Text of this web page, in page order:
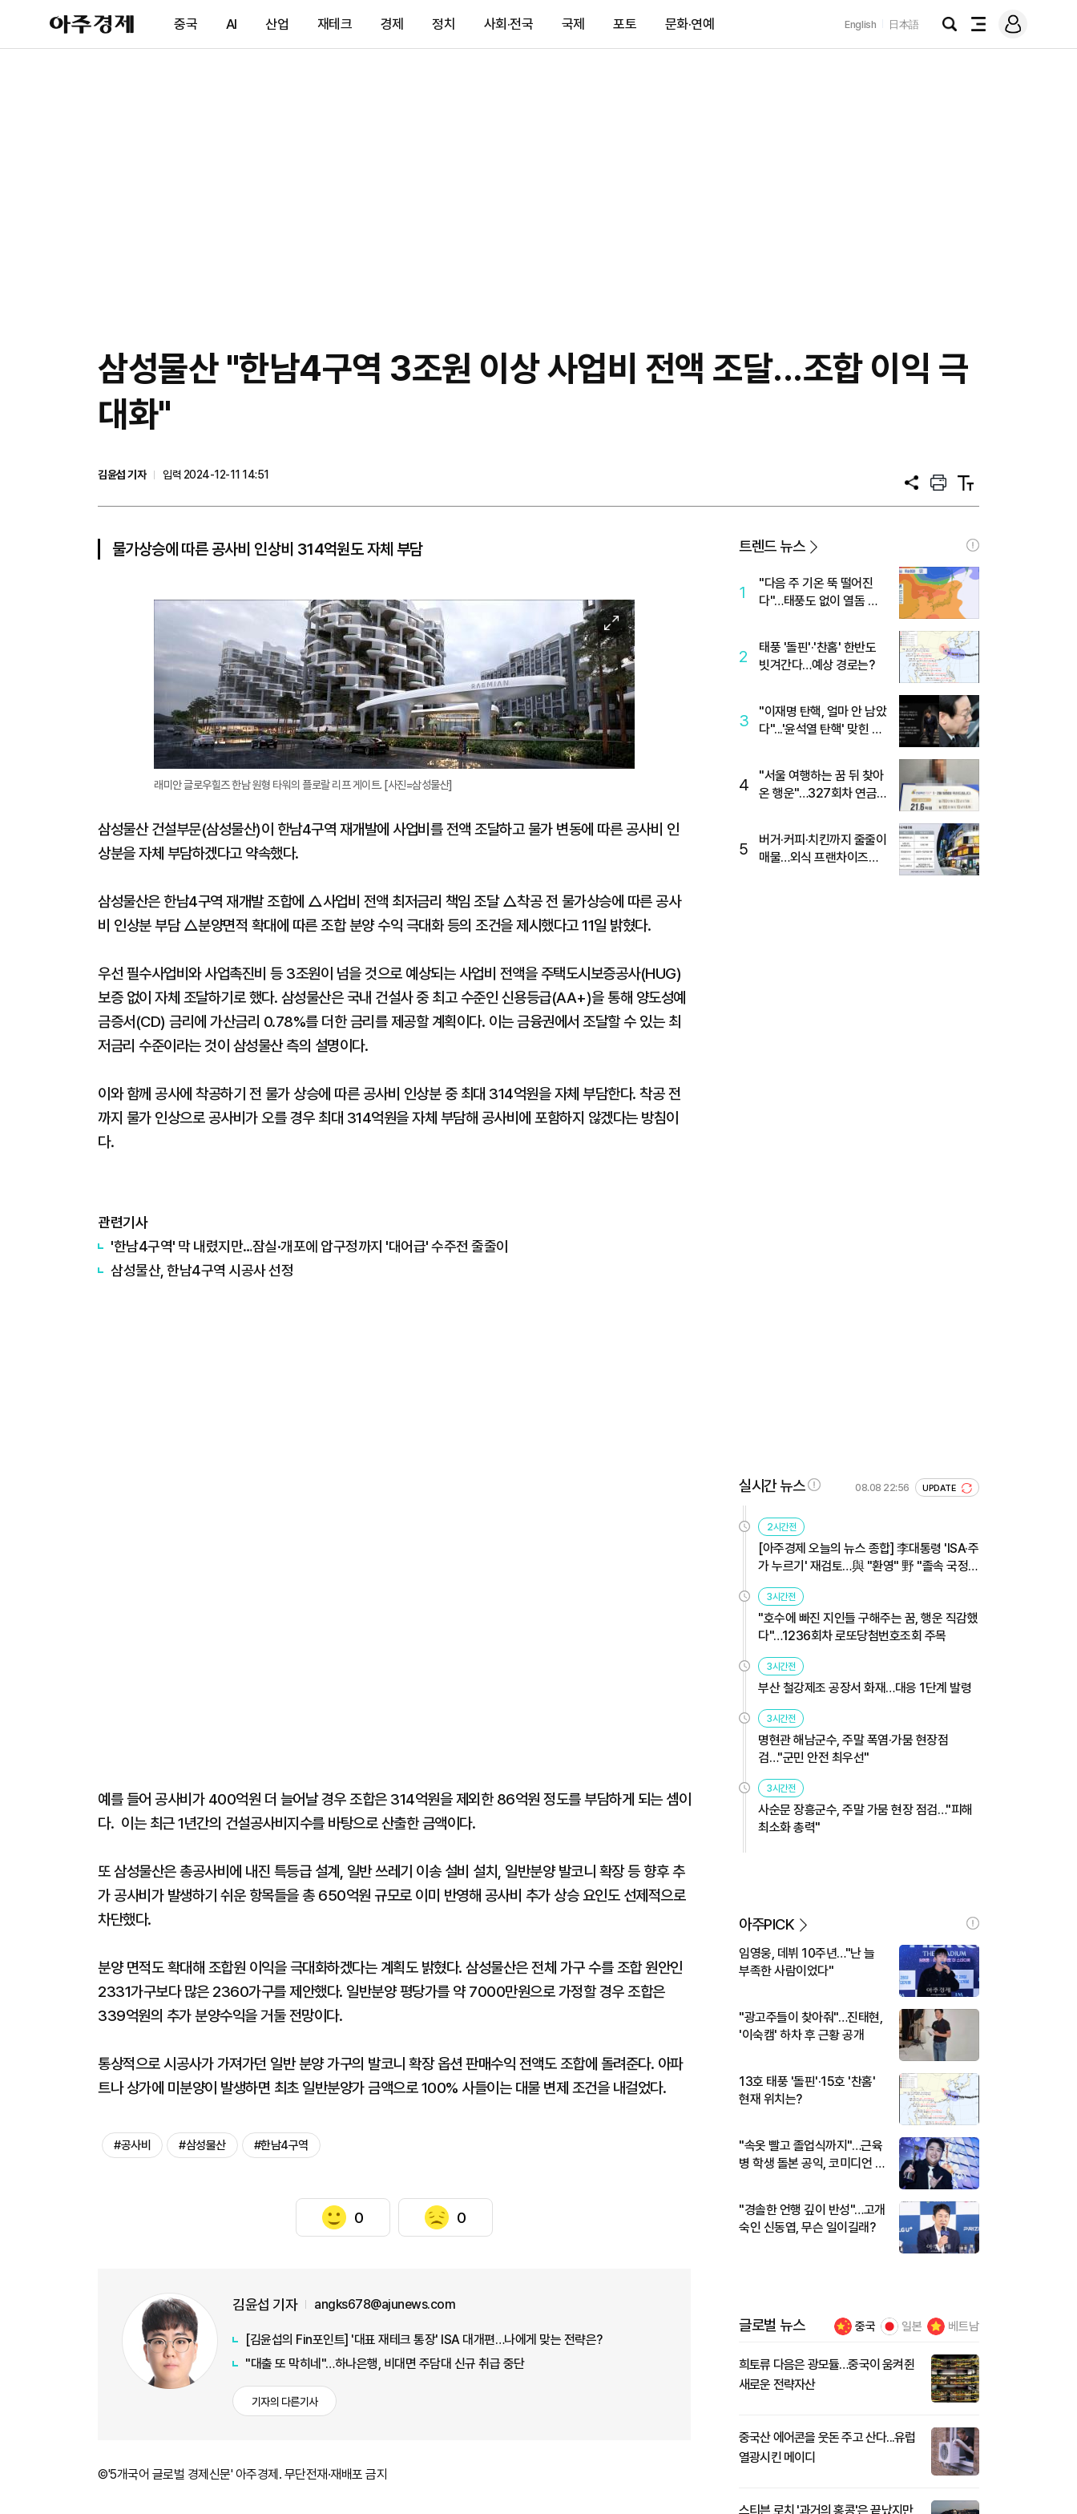
아
주
제
중국 AI 산업 재테크 경제 정치 사회·전국 국제 포토 문화·연예 English 日本語
검
전
메
그
삼성물산 "한남4구역 3조원 이상 사업비 전액 조달...조합 이익 극
대화"
김윤섭 기자
입력 2024-12-11 14:51
공
프
트
텍
트
물가상승에 따른 공사비 인상비 314억원도 자체 부담
이
미
지
확
대
래미안 글로우힐즈 한남 원형 타워의 플로랄 리프 게이트. [사진=삼성물산]
삼성물산 건설부문(삼성물산)이 한남4구역 재개발에 사업비를 전액 조달하고 물가 변동에 따른 공사비 인
상분을 자체 부담하겠다고 약속했다.
삼성물산은 한남4구역 재개발 조합에 △사업비 전액 최저금리 책임 조달 △착공 전 물가상승에 따른 공사
비 인상분 부담 △분양면적 확대에 따른 조합 분양 수익 극대화 등의 조건을 제시했다고 11일 밝혔다.
우선 필수사업비와 사업촉진비 등 3조원이 넘을 것으로 예상되는 사업비 전액을 주택도시보증공사(HUG)
보증 없이 자체 조달하기로 했다. 삼성물산은 국내 건설사 중 최고 수준인 신용등급(AA+)을 통해 양도성예
금증서(CD) 금리에 가산금리 0.78%를 더한 금리를 제공할 계획이다. 이는 금융권에서 조달할 수 있는 최
저금리 수준이라는 것이 삼성물산 측의 설명이다.
이와 함께 공사에 착공하기 전 물가 상승에 따른 공사비 인상분 중 최대 314억원을 자체 부담한다. 착공 전
까지 물가 인상으로 공사비가 오를 경우 최대 314억원을 자체 부담해 공사비에 포함하지 않겠다는 방침이
다.
관련기사
'한남4구역' 막 내렸지만…잠실·개포에 압구정까지 '대어급' 수주전 줄줄이
삼성물산, 한남4구역 시공사 선정
예를 들어 공사비가 400억원 더 늘어날 경우 조합은 314억원을 제외한 86억원 정도를 부담하게 되는 셈이
다. 이는 최근 1년간의 건설공사비지수를 바탕으로 산출한 금액이다.
또 삼성물산은 총공사비에 내진 특등급 설계, 일반 쓰레기 이송 설비 설치, 일반분양 발코니 확장 등 향후 추
가 공사비가 발생하기 쉬운 항목들을 총 650억원 규모로 이미 반영해 공사비 추가 상승 요인도 선제적으로
차단했다.
분양 면적도 확대해 조합원 이익을 극대화하겠다는 계획도 밝혔다. 삼성물산은 전체 가구 수를 조합 원안인
2331가구보다 많은 2360가구를 제안했다. 일반분양 평당가를 약 7000만원으로 가정할 경우 조합은
339억원의 추가 분양수익을 거둘 전망이다.
통상적으로 시공사가 가져가던 일반 분양 가구의 발코니 확장 옵션 판매수익 전액도 조합에 돌려준다. 아파
트나 상가에 미분양이 발생하면 최초 일반분양가 금액으로 100% 사들이는 대물 변제 조건을 내걸었다.
#공사비 #삼성물산 #한남4구역
0 0
김윤섭 기자 angks678@ajunews.com
[김윤섭의 Fin포인트] '대표 재테크 통장' ISA 대개편…나에게 맞는 전략은?
"대출 또 막히네"…하나은행, 비대면 주담대 신규 취급 중단
기자의 다른기사
©'5개국어 글로벌 경제신문' 아주경제. 무단전재·재배포 금지
트렌드 뉴스
1
"다음 주 기온 뚝 떨어진
다"…태풍도 없이 열돔 박
2
태풍 '돌핀'·'찬홈' 한반도
빗겨간다…예상 경로는?
3
"이재명 탄핵, 얼마 안 남았
다"...'윤석열 탄핵' 맞힌 무
4
"서울 여행하는 꿈 뒤 찾아
온 행운"…327회차 연금
5
버거·커피·치킨까지 줄줄이
매물…외식 프랜차이즈
실시간 뉴스 08.08 22:56 UPDATE
2시간전
[아주경제 오늘의 뉴스 종합] 李대통령 'ISA·주
가 누르기' 재검토…與 "환영" 野 "졸속 국정"
外
3시간전
"호수에 빠진 지인들 구해주는 꿈, 행운 직감했
다"…1236회차 로또당첨번호조회 주목
3시간전
부산 철강제조 공장서 화재…대응 1단계 발령
3시간전
명현관 해남군수, 주말 폭염·가뭄 현장점
검…"군민 안전 최우선"
3시간전
사순문 장흥군수, 주말 가뭄 현장 점검…"피해
최소화 총력"
아주PICK
임영웅, 데뷔 10주년…"난 늘
부족한 사람이었다"
"광고주들이 찾아줘"…진태현,
'이숙캠' 하차 후 근황 공개
13호 태풍 '돌핀'·15호 '찬홈'
현재 위치는?
"속옷 빨고 졸업식까지"…근육
병 학생 돌본 공익, 코미디언 김
"경솔한 언행 깊이 반성"…고개
숙인 신동엽, 무슨 일이길래?
글로벌 뉴스 중국 일본 베트남
희토류 다음은 광모듈…중국이 움켜쥔
새로운 전략자산
중국산 에어콘을 웃돈 주고 산다...유럽
열광시킨 메이디
스티븐 로치 '과거의 홍콩'은 끝났지만